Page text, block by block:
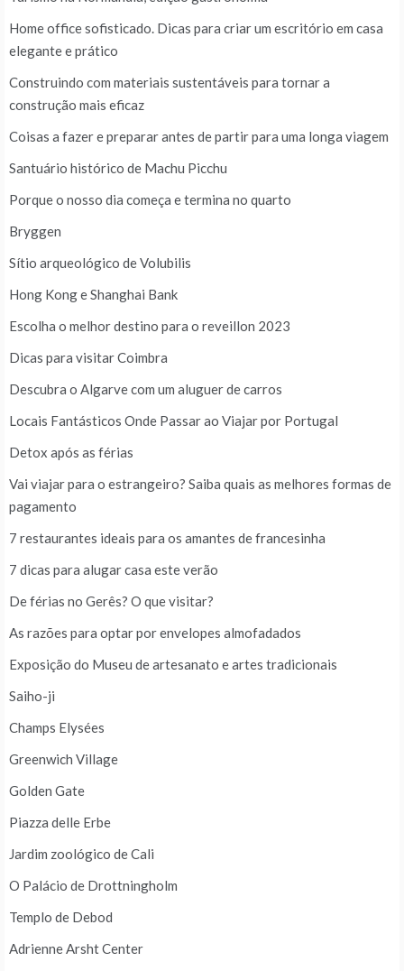
Home office sofisticado. Dicas para criar um escritório em casa
elegante e prático
Construindo com materiais sustentáveis para tornar a
construção mais eficaz
Coisas a fazer e preparar antes de partir para uma longa viagem
Santuário histórico de Machu Picchu
Porque o nosso dia começa e termina no quarto
Bryggen
Sítio arqueológico de Volubilis
Hong Kong e Shanghai Bank
Escolha o melhor destino para o reveillon 2023
Dicas para visitar Coimbra
Descubra o Algarve com um aluguer de carros
Locais Fantásticos Onde Passar ao Viajar por Portugal
Detox após as férias
Vai viajar para o estrangeiro? Saiba quais as melhores formas de
pagamento
7 restaurantes ideais para os amantes de francesinha
7 dicas para alugar casa este verão
De férias no Gerês? O que visitar?
As razões para optar por envelopes almofadados
Exposição do Museu de artesanato e artes tradicionais
Saiho-ji
Champs Elysées
Greenwich Village
Golden Gate
Piazza delle Erbe
Jardim zoológico de Cali
O Palácio de Drottningholm
Templo de Debod
Adrienne Arsht Center